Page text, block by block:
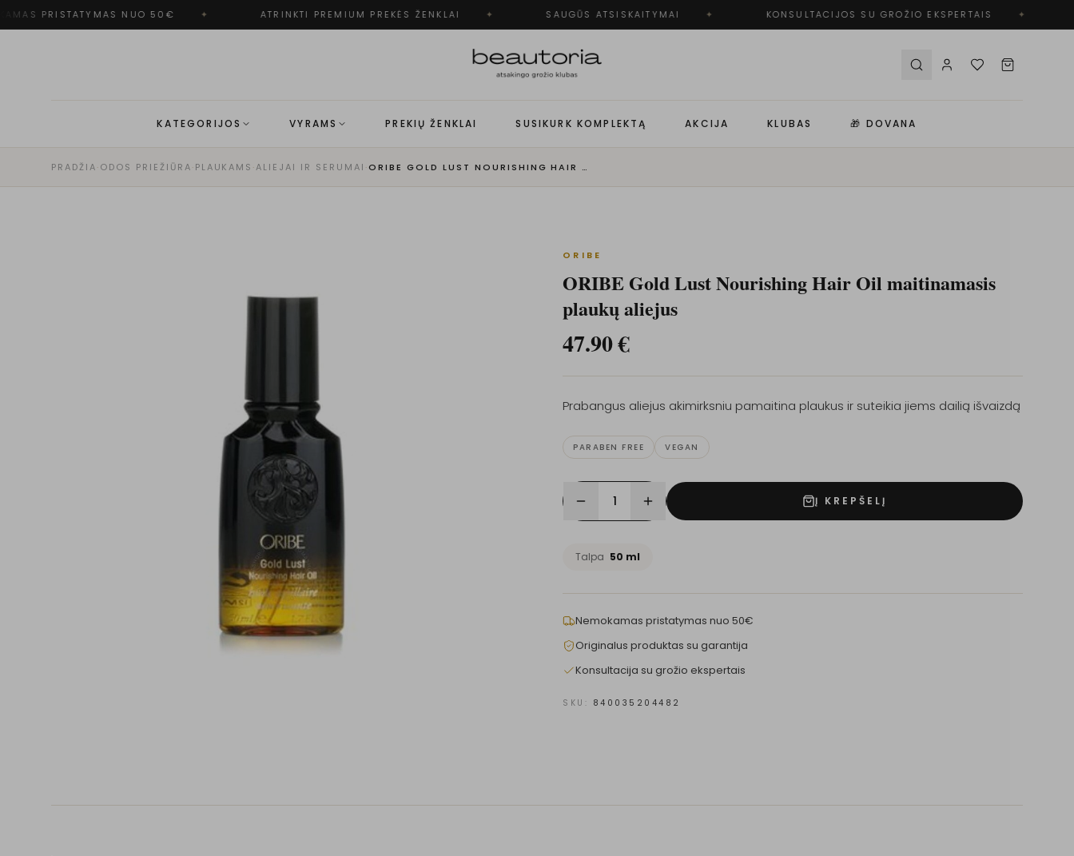
PRISTATYMAS NUO 50€ ATRINKTI PREMIUM PREKĖS ŽENKLAI SAUGŪS ATSISKAITYMAI KONSULTACIJOS SU GROŽIO EKSPERTAIS
KATEGORIJOS VYRAMS PREKIŲ ŽENKLAI SUSIKURK KOMPLEKTĄ AKCIJA KLUBAS 🎁 DOVANA
PRADŽIA·ODOS PRIEŽIŪRA·PLAUKAMS ·ALIEJAI IR SERUMAI · ORIBE GOLD LUST NOURISHING HAIR OIL MAITINAMASIS PLAUKŲ ALIEJUS
ORIBE
ORIBE Gold Lust Nourishing Hair Oil maitinamasis
plaukų aliejus
47.90€
Prabangus aliejus akimirksniu pamaitina plaukus ir suteikia jiems dailią išvaizdą
PARABEN FREE VEGAN
1 Į KREPŠELĮ
Talpa 50 ml
Nemokamas pristatymas nuo 50€
Originalus produktas su garantija
Konsultacija su grožio ekspertais
SKU: 840035204482